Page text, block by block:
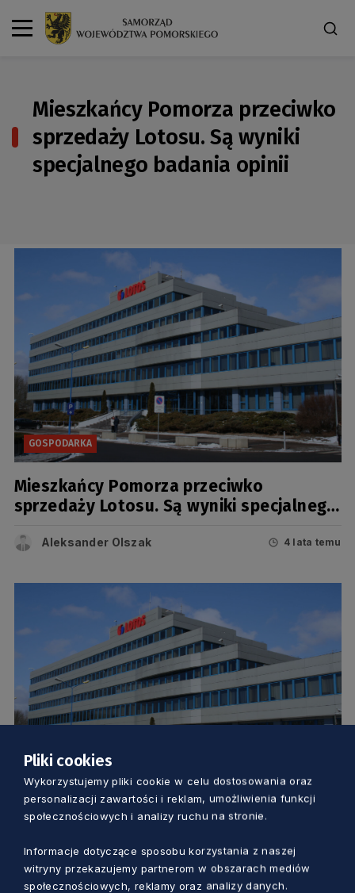
Mieszkańcy Pomorza przeciwko
sprzedaży Lotosu. Są wyniki
specjalnego badania opinii
GOSPODARKA
Mieszkańcy Pomorza przeciwko
sprzedaży Lotosu. Są wyniki specjalnego
Aleksander Olszak 4 lata temu
GOSPODARKA
To nie jest fuzja, ale rozbiór. Mocny głos
z Orlenem
Aleksander Olszak
Pliki cookies
Wykorzystujemy pliki cookie w celu dostosowania oraz
personalizacji zawartości i reklam, umożliwienia funkcji
społecznościowych i analizy ruchu na stronie.
Informacje dotyczące sposobu korzystania z naszej
witryny przekazujemy partnerom w obszarach mediów
społecznościowych, reklamy oraz analizy danych.